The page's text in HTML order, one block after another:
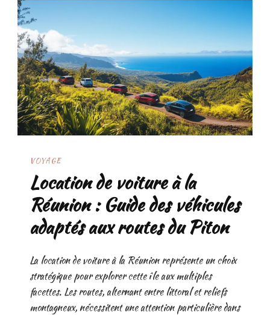
VOYAGE
Location de voiture à la
Réunion : Guide des véhicules
adaptés aux routes du Piton
La location de voiture à la Réunion représente un choix
stratégique pour explorer cette île aux multiples
facettes. Les routes, alternant entre littoral et reliefs
montagneux, nécessitent une attention particulière dans